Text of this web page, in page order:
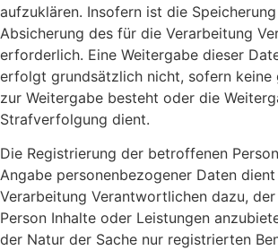
aufzuklären. Insofern ist die
Absicherung des für die Verarbeitung
erforderlich. Eine Weitergabe dieser
erfolgt grundsätzlich nicht, sofern keine
zur Weitergabe besteht oder die
Strafverfolgung dient.
Die Registrierung der betroffenen
Angabe personenbezogener Daten
Verarbeitung Verantwortlichen dazu,
Person Inhalte oder Leistungen
der Natur der Sache nur registrierten